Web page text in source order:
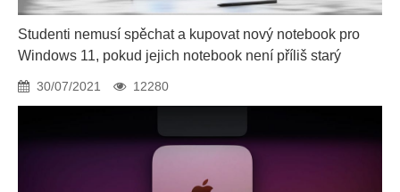
Studenti nemusí spěchat a kupovat nový notebook pro
Windows 11, pokud jejich notebook není příliš starý
30/07/2021 12280